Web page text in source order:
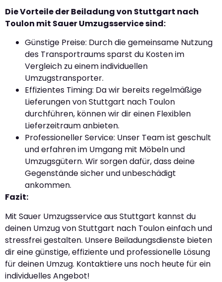
Die Vorteile der Beiladung von Stuttgart nach
Toulon mit Sauer Umzugsservice sind:
Günstige Preise: Durch die gemeinsame Nutzung
des Transportraums sparst du Kosten im
Vergleich zu einem individuellen
Umzugstransporter.
Effizientes Timing: Da wir bereits regelmäßige
Lieferungen von Stuttgart nach Toulon
durchführen, können wir dir einen Flexiblen
Lieferzeitraum anbieten.
Professioneller Service: Unser Team ist geschult
und erfahren im Umgang mit Möbeln und
Umzugsgütern. Wir sorgen dafür, dass deine
Gegenstände sicher und unbeschädigt
ankommen.
Fazit:
Mit Sauer Umzugsservice aus Stuttgart kannst du
deinen Umzug von Stuttgart nach Toulon einfach und
stressfrei gestalten. Unsere Beiladungsdienste bieten
dir eine günstige, effiziente und professionelle Lösung
für deinen Umzug. Kontaktiere uns noch heute für ein
individuelles Angebot!